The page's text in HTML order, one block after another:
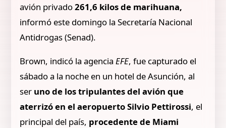
avión privado261,6 kilos de marihuana,
informó este domingo la Secretaría Nacional
Antidrogas (Senad).
Brown, indicó la agenciaEFE, fue capturado el
sábado a la noche en un hotel de Asunción, al
ser uno de los tripulantes del avión que
aterrizó en el aeropuerto Silvio Pettirossi, el
principal del país, procedente de Miami